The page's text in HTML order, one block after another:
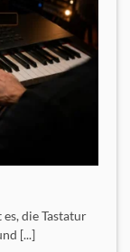
die Tastatur
[...]